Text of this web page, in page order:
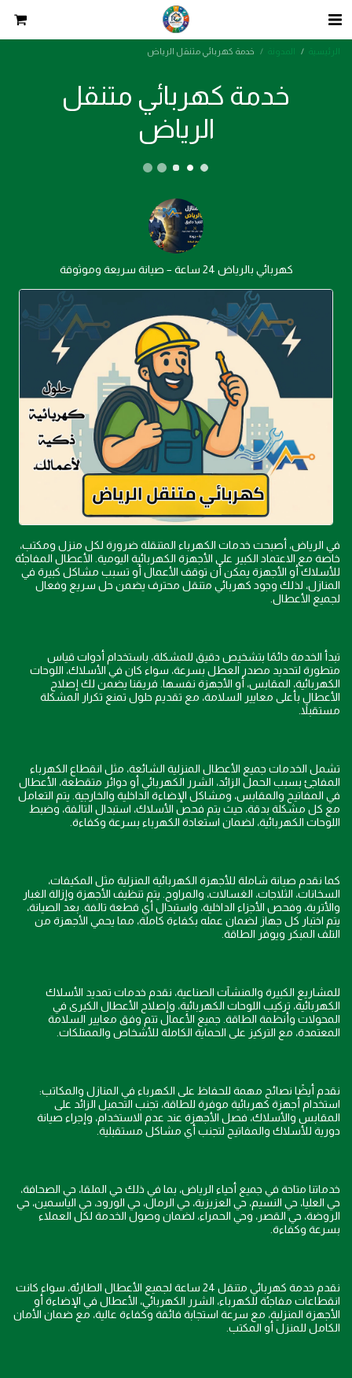
الرئيسية المدونة خدمة كهربائي متنقل الرياض
خدمة كهربائي متنقل
الرياض
كهربائي بالرياض 24 ساعة – صيانة سريعة وموثوقة
في الرياض، أصبحت خدمات الكهرباء المتنقلة ضرورة لكل منزل ومكتب،
خاصة مع الاعتماد الكبير على الأجهزة الكهربائية اليومية. الأعطال المفاجئة
للأسلاك أو الأجهزة يمكن أن توقف الأعمال أو تسبب مشاكل كبيرة في
المنازل، لذلك وجود كهربائي متنقل محترف يضمن حل سريع وفعال
لجميع الأعطال.
تبدأ الخدمة دائمًا بتشخيص دقيق للمشكلة، باستخدام أدوات قياس
متطورة لتحديد مصدر العطل بسرعة، سواء كان في الأسلاك، اللوحات
الكهربائية، المقابس، أو الأجهزة نفسها. فريقنا يضمن لك إصلاح
الأعطال بأعلى معايير السلامة، مع تقديم حلول تمنع تكرار المشكلة
مستقبلاً.
تشمل الخدمات جميع الأعطال المنزلية الشائعة، مثل انقطاع الكهرباء
المفاجئ بسبب الحمل الزائد، الشرر الكهربائي أو دوائر متقطعة، الأعطال
في المفاتيح والمقابس، ومشاكل الإضاءة الداخلية والخارجية. يتم التعامل
مع كل مشكلة بدقة، حيث يتم فحص الأسلاك، استبدال التالفة، وضبط
اللوحات الكهربائية، لضمان استعادة الكهرباء بسرعة وكفاءة.
كما نقدم صيانة شاملة للأجهزة الكهربائية المنزلية مثل المكيفات،
السخانات، الثلاجات، الغسالات، والمراوح. يتم تنظيف الأجهزة وإزالة الغبار
والأتربة، وفحص الأجزاء الداخلية، واستبدال أي قطعة تالفة. بعد الصيانة،
يتم اختبار كل جهاز لضمان عمله بكفاءة كاملة، مما يحمي الأجهزة من
التلف المبكر ويوفر الطاقة.
للمشاريع الكبيرة والمنشآت الصناعية، نقدم خدمات تمديد الأسلاك
الكهربائية، تركيب اللوحات الكهربائية، وإصلاح الأعطال الكبرى في
المحولات وأنظمة الطاقة. جميع الأعمال تتم وفق معايير السلامة
المعتمدة، مع التركيز على الحماية الكاملة للأشخاص والممتلكات.
نقدم أيضًا نصائح مهمة للحفاظ على الكهرباء في المنازل والمكاتب:
استخدام أجهزة كهربائية موفرة للطاقة، تجنب التحميل الزائد على
المقابس والأسلاك، فصل الأجهزة عند عدم الاستخدام، وإجراء صيانة
دورية للأسلاك والمفاتيح لتجنب أي مشاكل مستقبلية.
خدماتنا متاحة في جميع أحياء الرياض، بما في ذلك حي الملقا، حي الصحافة،
حي العليا، حي النسيم، حي العزيزية، حي الرمال، حي الورود، حي الياسمين، حي
الروضة، حي القصر، وحي الحمراء، لضمان وصول الخدمة لكل العملاء
بسرعة وكفاءة.
نقدم خدمة كهربائي متنقل 24 ساعة لجميع الأعطال الطارئة، سواء كانت
انقطاعات مفاجئة للكهرباء، الشرر الكهربائي، الأعطال في الإضاءة أو
الأجهزة المنزلية، مع سرعة استجابة فائقة وكفاءة عالية، مع ضمان الأمان
الكامل للمنزل أو المكتب.